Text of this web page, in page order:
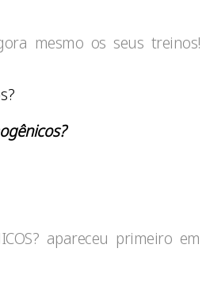
mesmo os seus treinos!
apareceu primeiro em